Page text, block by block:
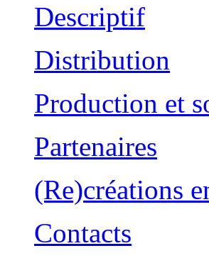
Descriptif
Distribution
Production et
Partenaires
(Re)créations
Contacts